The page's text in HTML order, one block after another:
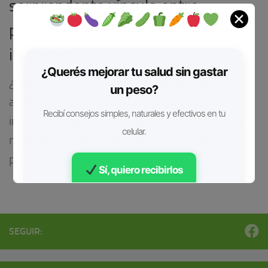
sorprendente vínculo entre
perfumes, recuerdos y emociones
intensas.
¿Qué ocurre en tu mente cuando percibes un
aroma que te hace viajar a unas vacaciones
inolvidables, al abrazo de alguien querido o a un
momento especialmente feliz? Para entenderlo,
primero hay que saber...
SEGUIR:
✕
¿Querés mejorar tu salud sin gastar
un peso?
Recibí consejos simples, naturales y efectivos en tu
celular.
Sí, quiero recibirlos